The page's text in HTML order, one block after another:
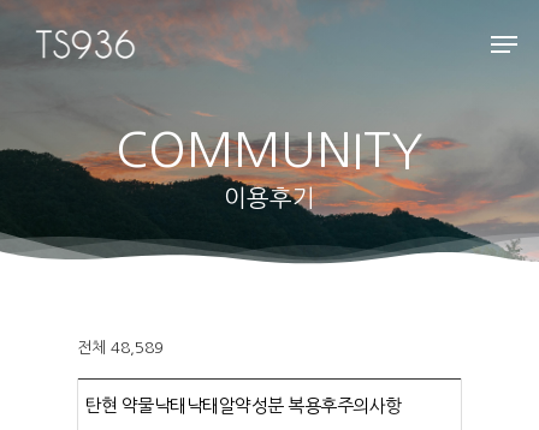
Hit enter to search or ESC to close
COMMUNITY
이용후기
전체 48,589
탄현 약물낙태낙태알약성분 복용후주의사항